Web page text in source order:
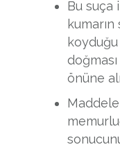
Bu suça
önüne